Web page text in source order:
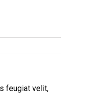
feugiat velit,